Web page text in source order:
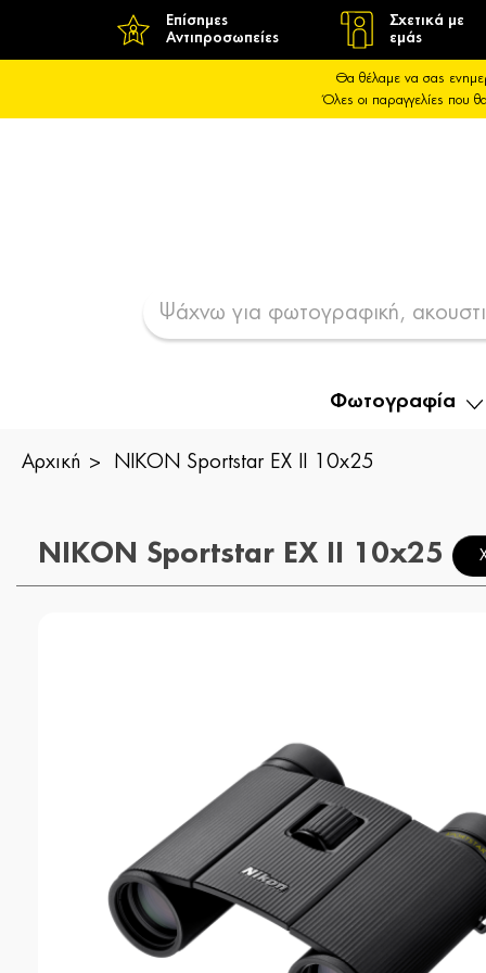
Επίσημες
Αντιπροσωπείες
Σχετικά με
εμάς
Θα θέλαμε να σας
Όλες οι παραγγελίες
Φωτογραφία
Αρχική NIKON Sportstar EX II 10x25
NIKON Sportstar EX II 10x25